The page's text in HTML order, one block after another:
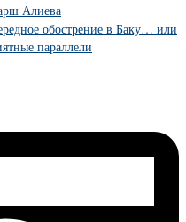
Алиева
обострение в Баку… или
параллели